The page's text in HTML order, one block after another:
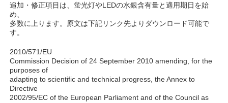
追加・修正項目は、蛍光灯やLEDの水銀含有量と適用期日を始
め、
多数に上ります。原文は下記リンク先よりダウンロード可能で
す。
2010/571/EU
Commission Decision of 24 September 2010 amending, for the
purposes of
adapting to scientific and technical progress, the Annex to
Directive
2002/95/EC of the European Parliament and of the Council as